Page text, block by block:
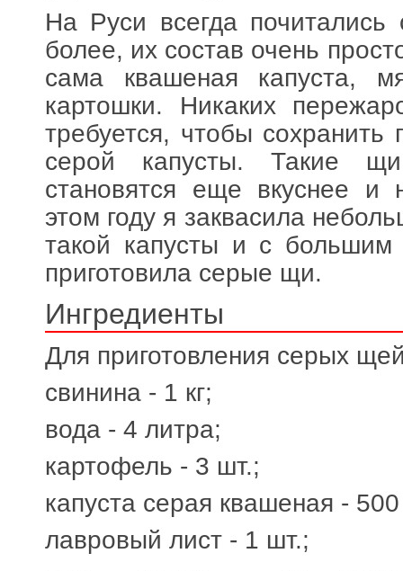
На Руси всегда
более, их состав очень
сама квашеная капуста,
картошки. Никаких
требуется, чтобы сохранить
серой капусты. Такие
становятся еще вкуснее и
этом году я заквасила
такой капусты и с большим
приготовила серые щи.
Ингредиенты
Для приготовления серых
свинина - 1 кг;
вода - 4 литра;
картофель - 3 шт.;
капуста серая квашеная - 500
лавровый лист - 1 шт.;